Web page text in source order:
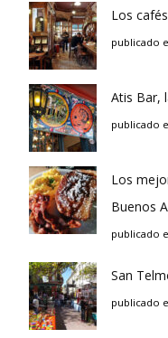
Los
publicado
Atis Bar,
publicado
Los
Buenos
publicado
San
publicado